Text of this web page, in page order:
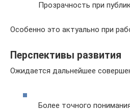
Прозрачность при
Особенно это актуально при
Перспективы развития
Ожидается дальнейшее
Более точного